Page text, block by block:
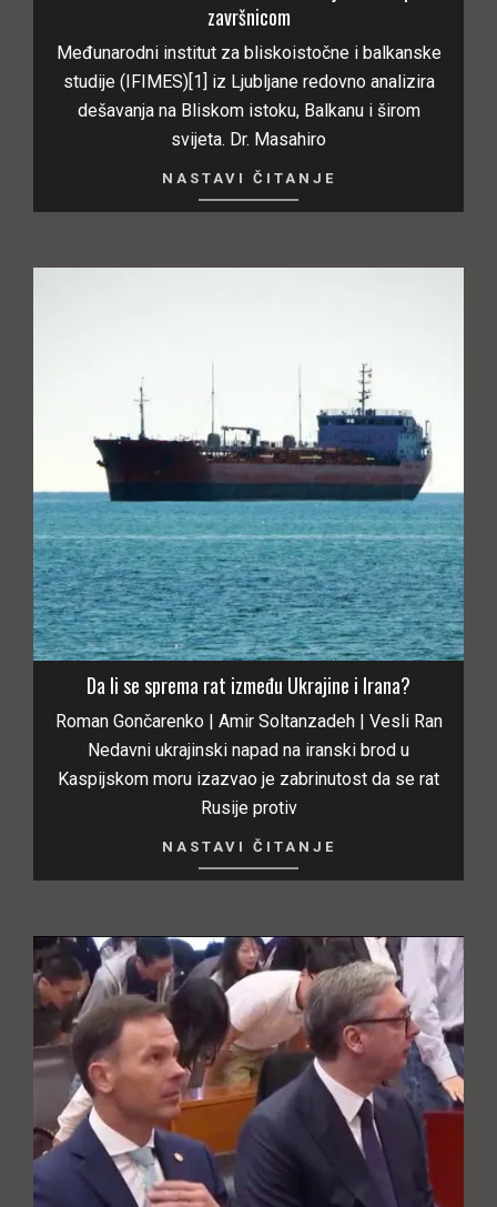
završnicom
Međunarodni institut za bliskoistočne i balkanske
studije (IFIMES)[1] iz Ljubljane redovno analizira
dešavanja na Bliskom istoku, Balkanu i širom
svijeta. Dr. Masahiro
NASTAVI ČITANJE
Da li se sprema rat između Ukrajine i Irana?
Roman Gončarenko | Amir Soltanzadeh | Vesli Ran
Nedavni ukrajinski napad na iranski brod u
Kaspijskom moru izazvao je zabrinutost da se rat
Rusije protiv
NASTAVI ČITANJE